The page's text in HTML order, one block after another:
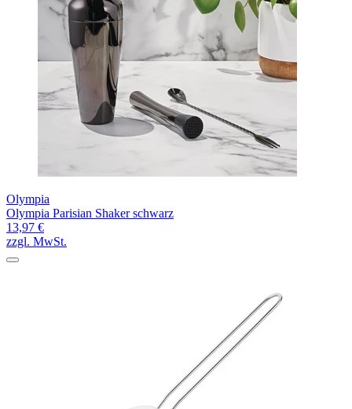
Olympia
Olympia Parisian Shaker schwarz
13,97 €
zzgl. MwSt.